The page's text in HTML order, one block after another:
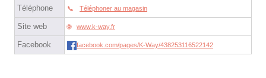
Téléphone Téléphoner au magasin
Site web www.k-way.fr
Facebook facebook.com/pages/K-Way/438253116522142